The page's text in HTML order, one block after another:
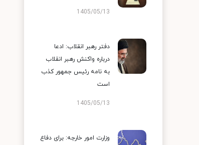
1405/05/13
دفتر رهبر انقلاب: ادعا
درباره واکنش رهبر انقلاب
به نامه رئیس جمهور کذب
است
1405/05/13
وزارت امور خارجه: برای دفاع